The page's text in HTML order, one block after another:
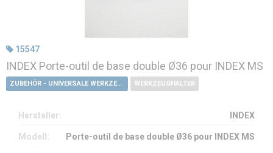
15547
INDEX Porte-outil de base double Ø36 pour INDEX MS
ZUBEHÖR - UNIVERSALE WERKZEUGE WERKZEUGHALTER
Hersteller: INDEX
Modell: Porte-outil de base double Ø36 pour INDEX MS